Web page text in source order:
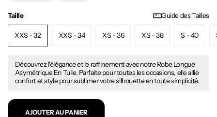
Taille Guide des Tailles
XXS - 32 XXS - 34 XS - 36 XS - 38 S - 40
Découvrez l'élégance et le raffinement avec notre Robe Longue
Asymétrique En Tulle. Parfaite pour toutes les occasions, elle allie
confort et style pour sublimer votre silhouette en toute simplicité.
AJOUTER AU PANIER